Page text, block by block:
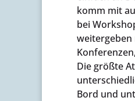
komm mit
bei
weitergeben
Die größte
Bord und